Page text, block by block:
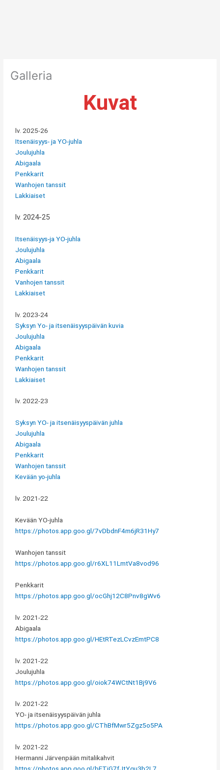
Galleria
Kuvat
lv. 2025-26
Itsenäisyys- ja YO-juhla
Joulujuhla
Abigaala
Penkkarit
Wanhojen tanssit
Lakkiaiset
lv. 2024-25
Itsenäisyys-ja YO-juhla
Joulujuhla
Abigaala
Penkkarit
Vanhojen tanssit
Lakkiaiset
lv. 2023-24
Syksyn Yo- ja itsenäisyyspäivän kuvia
Joulujuhla
Abigaala
Penkkarit
Wanhojen tanssit
Lakkiaiset
lv. 2022-23
Syksyn YO- ja itsenäisyyspäivän juhla
Joulujuhla
Abigaala
Penkkarit
Wanhojen tanssit
Kevään yo-juhla
lv. 2021-22
Kevään YO-juhla
https://photos.app.goo.gl/7vDbdnF4m6jR31Hy7
Wanhojen tanssit
https://photos.app.goo.gl/r6XL11LmtVa8vod96
Penkkarit
https://photos.app.goo.gl/ocGhj12C8Pnv8gWv6
lv. 2021-22
Abigaala
https://photos.app.goo.gl/HEtRTezLCvzEmtPC8
lv. 2021-22
Joulujuhla
https://photos.app.goo.gl/oiok74WCtNt1Bj9V6
lv. 2021-22
YO- ja itsenäisyyspäivän juhla
https://photos.app.goo.gl/CThBfMwr5Zgz5o5PA
lv. 2021-22
Hermanni Järvenpään mitalikahvit